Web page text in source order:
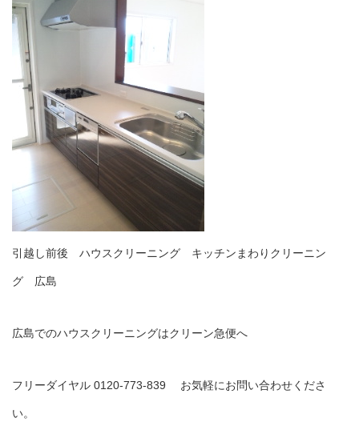
引越し前後 ハウスクリーニング キッチンまわりクリーニン
グ 広島
広島でのハウスクリーニングはクリーン急便へ
フリーダイヤル 0120-773-839 お気軽にお問い合わせくださ
い。